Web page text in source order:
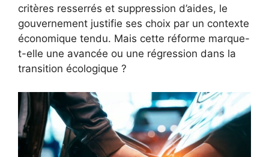
critères resserrés et suppression d’aides, le
gouvernement justifie ses choix par un contexte
économique tendu. Mais cette réforme marque-
t-elle une avancée ou une régression dans la
transition écologique ?